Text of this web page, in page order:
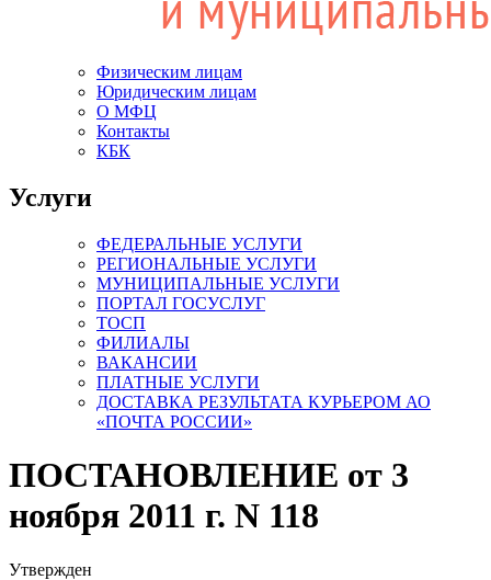
Физическим лицам
Юридическим лицам
О МФЦ
Контакты
КБК
Услуги
ФЕДЕРАЛЬНЫЕ УСЛУГИ
РЕГИОНАЛЬНЫЕ УСЛУГИ
МУНИЦИПАЛЬНЫЕ УСЛУГИ
ПОРТАЛ ГОСУСЛУГ
ТОСП
ФИЛИАЛЫ
ВАКАНСИИ
ПЛАТНЫЕ УСЛУГИ
ДОСТАВКА РЕЗУЛЬТАТА КУРЬЕРОМ АО
«ПОЧТА РОССИИ»
ПОСТАНОВЛЕНИЕ от 3
ноября 2011 г. N 118
Утвержден